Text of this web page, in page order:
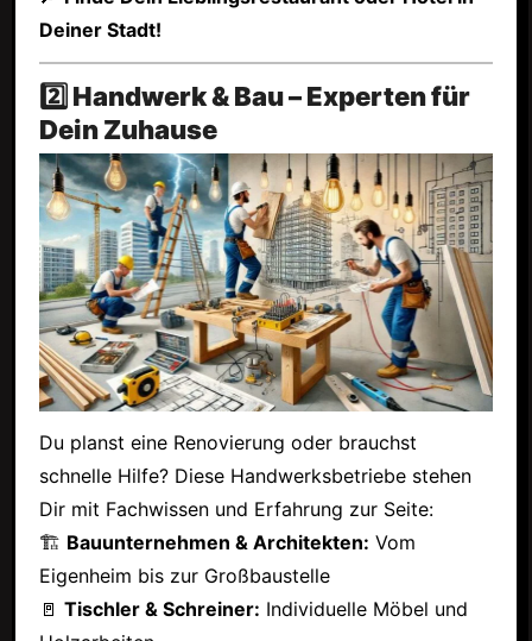
Deiner Stadt!
2️⃣ Handwerk & Bau – Experten für
Dein Zuhause
Du planst eine Renovierung oder brauchst
schnelle Hilfe? Diese Handwerksbetriebe stehen
Dir mit Fachwissen und Erfahrung zur Seite:
🏗 Bauunternehmen & Architekten: Vom
Eigenheim bis zur Großbaustelle
🚪 Tischler & Schreiner: Individuelle Möbel und